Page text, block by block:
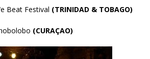
Beat Festival (TRINIDAD & TOBAGO)
(CURAÇAO)